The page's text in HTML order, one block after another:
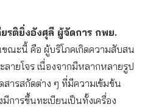
รติยิ่งอังศุลี ผู้จัดการ กพย.
ณะนี้ คือ ผู้บริโภคเกิดความสับสน
ายโจร เนื่องจากมีหลากหลายรูป
ารสกัดต่าง ๆ ที่มีความเข้มข้น
การขึ้นทะเบียนเป็นทั้งเครื่อง